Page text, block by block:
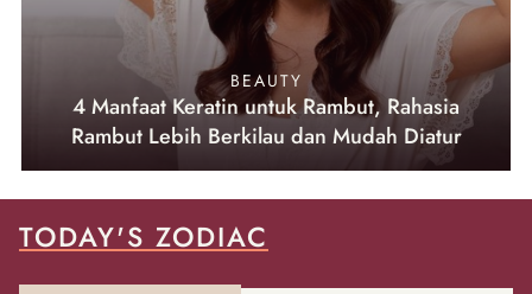
BEAUTY
4 Manfaat Keratin untuk Rambut, Rahasia
Rambut Lebih Berkilau dan Mudah Diatur
TODAY'S ZODIAC